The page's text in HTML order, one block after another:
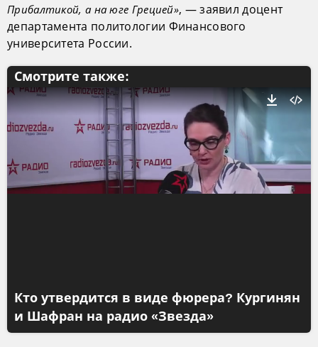
Прибалтикой, а на юге Грецией», — заявил доцент
департамента политологии Финансового
университета России.
Смотрите также:
Кто утвердится в виде фюрера? Кургинян
и Шафран на радио «Звезда»